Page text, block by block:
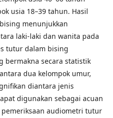
usia 18–39 tahun. Hasil
menunjukkan
laki-laki dan wanita pada
tutur dalam bising
bermakna secara statistik
dua kelompok umur,
diantara jenis
digunakan sebagai acuan
pemeriksaan audiometri tutur